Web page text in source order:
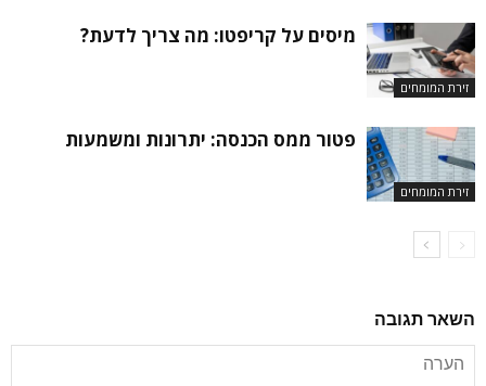
זירת המומחים
מיסים על קריפטו: מה צריך לדעת?
זירת המומחים
פטור ממס הכנסה: יתרונות ומשמעות
השאר תגובה